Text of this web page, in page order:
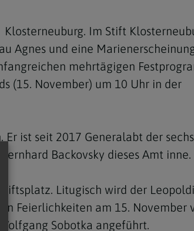
Im Stift
Agnes und eine
mehrtägigen
(15. November) um 10 Uhr in der
ist seit 2017 Generalabt der sechs
Backovsky dieses Amt inne.
Litugisch wird der
Feierlichkeiten am 15. November
Sobotka angeführt.